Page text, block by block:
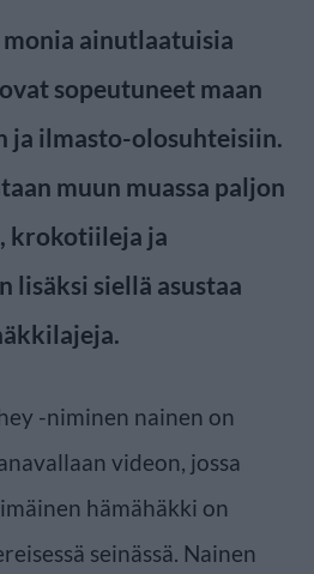
ainutlaatuisia
sopeutuneet maan
ja ilmasto-olosuhteisiin.
muun muassa paljon
krokotiileja ja
lisäksi siellä asustaa
-niminen nainen on
videon, jossa
hämähäkki on
seinässä. Nainen